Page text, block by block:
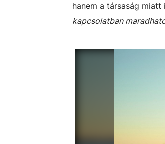
hanem a társaság
kapcsolatban